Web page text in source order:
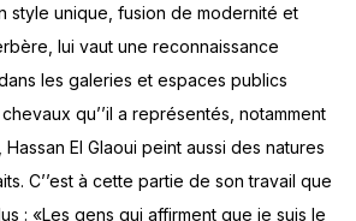
style unique, fusion de modernité et
lui vaut une reconnaissance
les galeries et espaces publics
qu’’il a représentés, notamment
El Glaoui peint aussi des natures
C’’est à cette partie de son travail que
: «Les gens qui affirment que je suis le